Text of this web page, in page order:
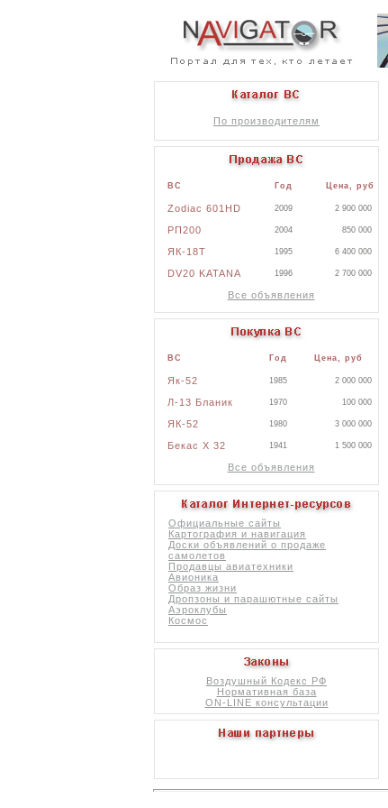
По производителям
ВС Год Цена, руб
Zodiac 601HD 2009 2 900 000
РП200 2004 850 000
ЯК-18Т 1995 6 400 000
DV20 KATANA 1996 2 700 000
Все объявления
ВС Год Цена, руб
Як-52 1985 2 000 000
Л-13 Бланик 1970 100 000
ЯК-52 1980 3 000 000
Бекас X 32 1941 1 500 000
Все объявления
Официальные сайты
Картография и навигация
Доски объявлений о продаже
самолетов
Продавцы авиатехники
Авионика
Образ жизни
Дропзоны и парашютные сайты
Аэроклубы
Космос
Воздушный Кодекс РФ
Нормативная база
ON-LINE консультации